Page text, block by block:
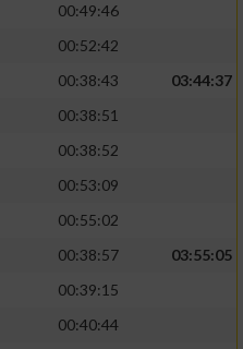
00:49:46
00:52:42
00:38:43
03:44:37
00:38:51
00:38:52
00:53:09
00:55:02
00:38:57
03:55:05
00:39:15
00:40:44